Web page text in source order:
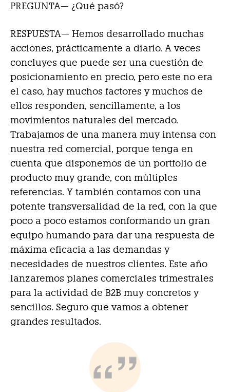
PREGUNTA— ¿Qué pasó?
RESPUESTA— Hemos desarrollado muchas
acciones, prácticamente a diario. A veces
concluyes que puede ser una cuestión de
posicionamiento en precio, pero este no era
el caso, hay muchos factores y muchos de
ellos responden, sencillamente, a los
movimientos naturales del mercado.
Trabajamos de una manera muy intensa con
nuestra red comercial, porque tenga en
cuenta que disponemos de un portfolio de
producto muy grande, con múltiples
referencias. Y también contamos con una
potente transversalidad de la red, con la que
poco a poco estamos conformando un gran
equipo humando para dar una respuesta de
máxima eficacia a las demandas y
necesidades de nuestros clientes. Este año
lanzaremos planes comerciales trimestrales
para la actividad de B2B muy concretos y
sencillos. Seguro que vamos a obtener
grandes resultados.